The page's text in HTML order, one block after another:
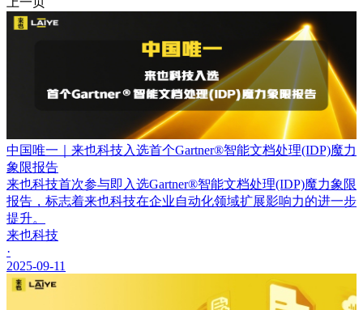
中国唯一｜来也科技入选首个Gartner®智能文档处理(IDP)魔力
象限报告
来也科技首次参与即入选Gartner®智能文档处理(IDP)魔力象限
报告，标志着来也科技在企业自动化领域扩展影响力的进一步
提升。
来也科技
·
2025-09-11